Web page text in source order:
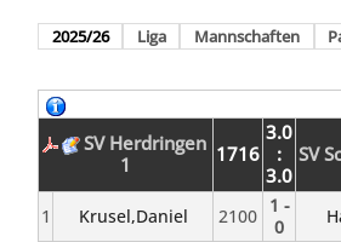
2025/26 Liga Mannschaften
SV Herdringen
1
1716
3.0
:
3.0
SV
1 Krusel,Daniel 2100 1 -
0